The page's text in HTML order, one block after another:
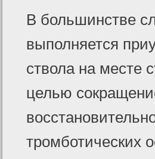
В большинстве
выполняется
ствола на месте
целью
тромботических